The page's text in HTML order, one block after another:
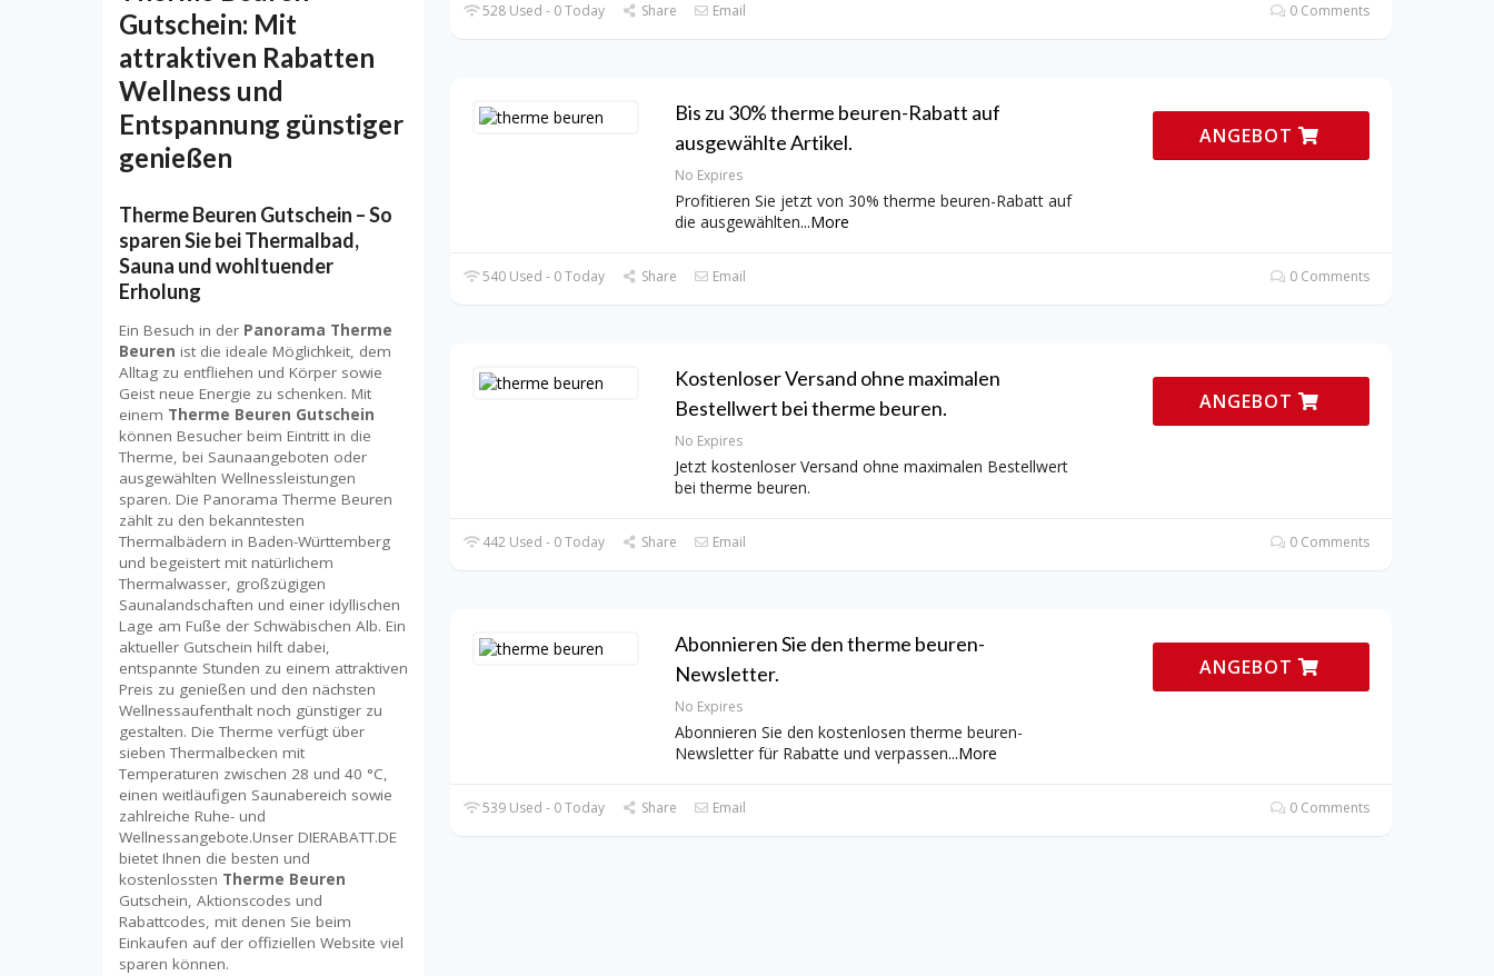
528 Used - 0 Today Share Email 0 Comments
Bis zu 30% therme beuren-Rabatt auf
ausgewählte Artikel.
No Expires
Profitieren Sie jetzt von 30% therme beuren-Rabatt auf
die ausgewählten...More
ANGEBOT
540 Used - 0 Today Share Email 0 Comments
Kostenloser Versand ohne maximalen
Bestellwert bei therme beuren.
No Expires
Jetzt kostenloser Versand ohne maximalen Bestellwert
bei therme beuren.
ANGEBOT
442 Used - 0 Today Share Email 0 Comments
Abonnieren Sie den therme beuren-
Newsletter.
No Expires
Abonnieren Sie den kostenlosen therme beuren-
Newsletter für Rabatte und verpassen...More
ANGEBOT
539 Used - 0 Today Share Email 0 Comments
Gutschein: Mit
attraktiven Rabatten
Wellness und
Entspannung günstiger
genießen
Therme Beuren Gutschein – So
sparen Sie bei Thermalbad,
Sauna und wohltuender
Erholung
Ein Besuch in der Panorama Therme
Beuren ist die ideale Möglichkeit, dem
Alltag zu entfliehen und Körper sowie
Geist neue Energie zu schenken. Mit
einem Therme Beuren Gutschein
können Besucher beim Eintritt in die
Therme, bei Saunaangeboten oder
ausgewählten Wellnessleistungen
sparen. Die Panorama Therme Beuren
zählt zu den bekanntesten
Thermalbädern in Baden-Württemberg
und begeistert mit natürlichem
Thermalwasser, großzügigen
Saunalandschaften und einer idyllischen
Lage am Fuße der Schwäbischen Alb. Ein
aktueller Gutschein hilft dabei,
entspannte Stunden zu einem attraktiven
Preis zu genießen und den nächsten
Wellnessaufenthalt noch günstiger zu
gestalten. Die Therme verfügt über
sieben Thermalbecken mit
Temperaturen zwischen 28 und 40 °C,
einen weitläufigen Saunabereich sowie
zahlreiche Ruhe- und
Wellnessangebote.Unser DIERABATT.DE
bietet Ihnen die besten und
kostenlossten Therme Beuren
Gutschein, Aktionscodes und
Rabattcodes, mit denen Sie beim
Einkaufen auf der offiziellen Website viel
sparen können.